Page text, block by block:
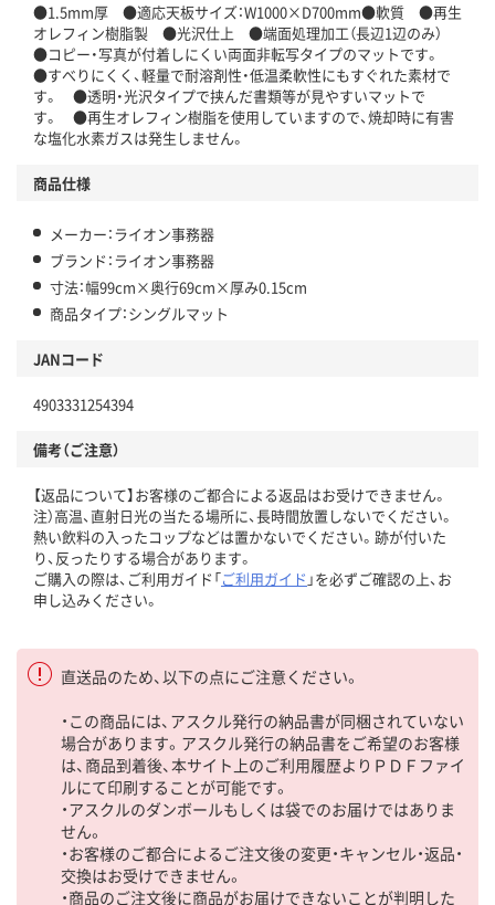
●1.5mm厚 ●適応天板サイズ：W1000×D700mm●軟質 ●再生
オレフィン樹脂製 ●光沢仕上 ●端面処理加工（長辺1辺のみ）
●コピー・写真が付着しにくい両面非転写タイプのマットです。
●すべりにくく、軽量で耐溶剤性・低温柔軟性にもすぐれた素材で
す。 ●透明・光沢タイプで挟んだ書類等が見やすいマットで
す。 ●再生オレフィン樹脂を使用していますので、焼却時に有害
な塩化水素ガスは発生しません。
商品仕様
メーカー：ライオン事務器
ブランド：ライオン事務器
寸法：幅99cm×奥行69cm×厚み0.15cm
商品タイプ：シングルマット
JANコード
4903331254394
備考（ご注意）
【返品について】お客様のご都合による返品はお受けできません。
注）高温、直射日光の当たる場所に、長時間放置しないでください。
熱い飲料の入ったコップなどは置かないでください。跡が付いた
り、反ったりする場合があります。
ご購入の際は、ご利用ガイド「ご利用ガイド 」を必ずご確認の上、お
申し込みください。
直送品のため、以下の点にご注意ください。
・この商品には、アスクル発行の納品書が同梱されていない
場合があります。アスクル発行の納品書をご希望のお客様
は、商品到着後、本サイト上のご利用履歴よりＰＤＦファイ
ルにて印刷することが可能です。
・アスクルのダンボールもしくは袋でのお届けではありま
せん。
・お客様のご都合によるご注文後の変更・キャンセル・返品・
交換はお受けできません。
・商品のご注文後に商品がお届けできないことが判明した